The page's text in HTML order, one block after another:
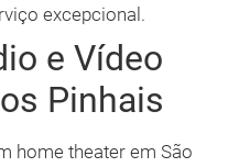
excepcional.
e Vídeo
Pinhais
home theater em São